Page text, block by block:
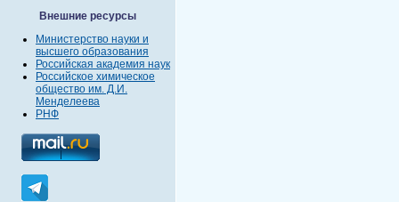
Внешние ресурсы
Министерство науки и
высшего образования
Российская академия наук
Российское химическое
общество им. Д.И.
Менделеева
РНФ